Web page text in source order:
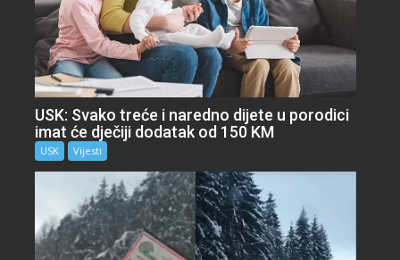
USK: Svako treće i naredno dijete u porodici
imat će dječiji dodatak od 150 KM
USK Vijesti